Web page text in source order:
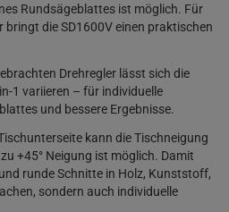
Rundsägeblattes ist möglich. Für
die SD1600V einen praktischen
Drehregler lässt sich die
1 variieren – für individuelle
und bessere Ergebnisse.
kann die Tischneigung
+45° Neigung ist möglich. Damit
runde Schnitte in Holz, Kunststoff,
sondern auch individuelle